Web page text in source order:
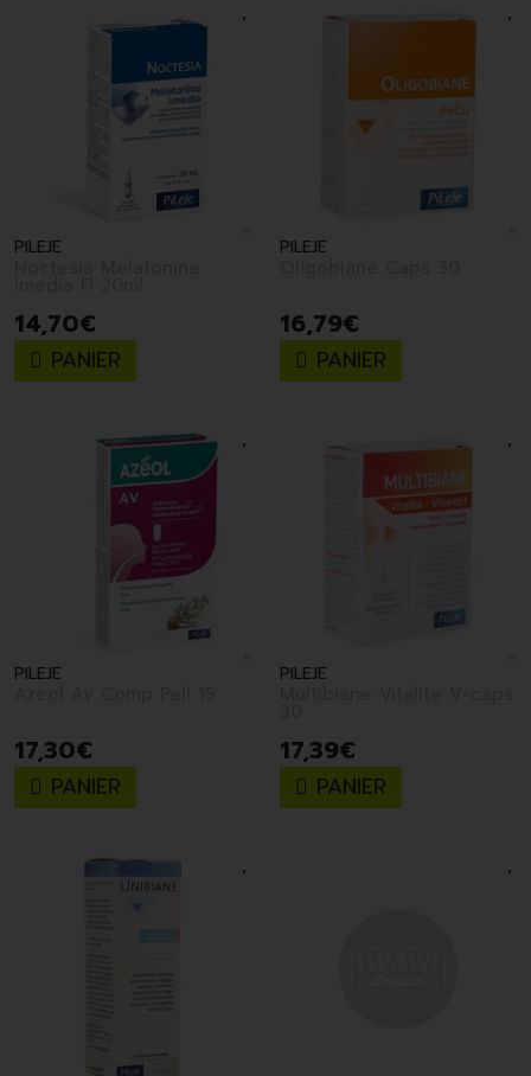
PILEJE
14,70€
PANIER
PILEJE
16,79€
PANIER
PILEJE
17,30€
PANIER
PILEJE
17,39€
PANIER